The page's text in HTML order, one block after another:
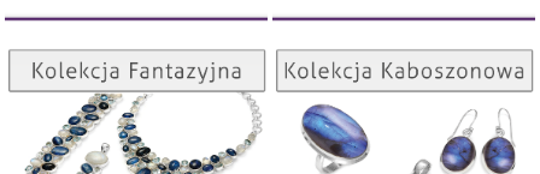
Kolekcja Fantazyjna
ZOBACZ
Kolekcja Kaboszonowa
ZOBACZ